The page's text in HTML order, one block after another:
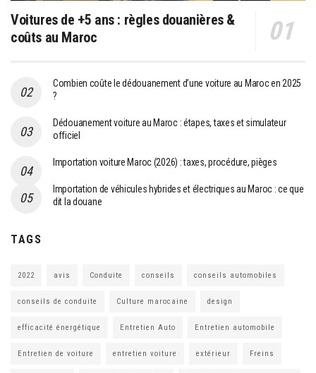
Voitures de +5 ans : règles douanières &
coûts au Maroc
Combien coûte le dédouanement d’une voiture au Maroc en 2025
?
Dédouanement voiture au Maroc : étapes, taxes et simulateur
officiel
Importation voiture Maroc (2026) : taxes, procédure, pièges
Importation de véhicules hybrides et électriques au Maroc : ce que
dit la douane
TAGS
2022 avis Conduite conseils conseils automobiles
conseils de conduite Culture marocaine design
efficacité énergétique Entretien Auto Entretien automobile
Entretien de voiture entretien voiture extérieur Freins